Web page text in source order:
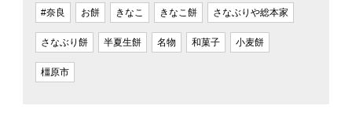
#奈良
お餅 きなこ きなこ餅 さなぶりや総本家
さなぶり餅 半夏生餅 名物 和菓子 小麦餅
橿原市